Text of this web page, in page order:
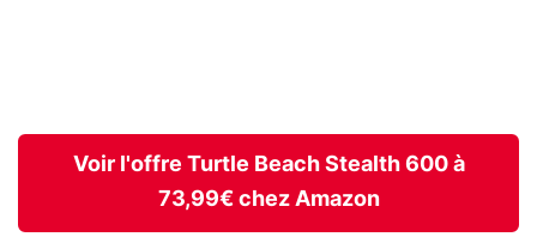
Voir l'offre Turtle Beach Stealth 600 à
73,99€ chez Amazon